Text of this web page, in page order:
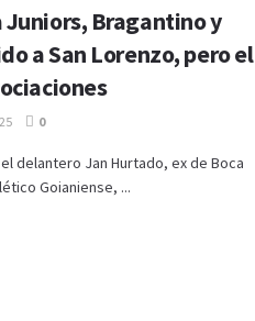
Bragantino y
a San Lorenzo, pero el
0
delantero Jan Hurtado, ex de Boca
Goianiense, ...